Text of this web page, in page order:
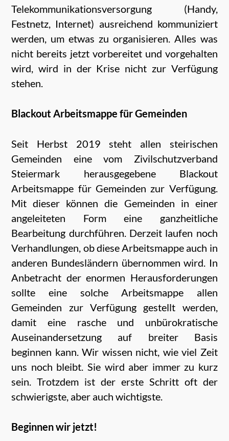
Telekommunikationsversorgung (Handy,
Festnetz, Internet) ausreichend kommuniziert
werden, um etwas zu organisieren. Alles was
nicht bereits jetzt vorbereitet und vorgehalten
wird, wird in der Krise nicht zur Verfügung
stehen.
Blackout Arbeitsmappe für Gemeinden
Seit Herbst 2019 steht allen steirischen
Gemeinden eine vom Zivilschutzverband
Steiermark herausgegebene Blackout
Arbeitsmappe für Gemeinden zur Verfügung.
Mit dieser können die Gemeinden in einer
angeleiteten Form eine ganzheitliche
Bearbeitung durchführen. Derzeit laufen noch
Verhandlungen, ob diese Arbeitsmappe auch in
anderen Bundesländern übernommen wird. In
Anbetracht der enormen Herausforderungen
sollte eine solche Arbeitsmappe allen
Gemeinden zur Verfügung gestellt werden,
damit eine rasche und unbürokratische
Auseinandersetzung auf breiter Basis
beginnen kann. Wir wissen nicht, wie viel Zeit
uns noch bleibt. Sie wird aber immer zu kurz
sein. Trotzdem ist der erste Schritt oft der
schwierigste, aber auch wichtigste.
Beginnen wir jetzt!